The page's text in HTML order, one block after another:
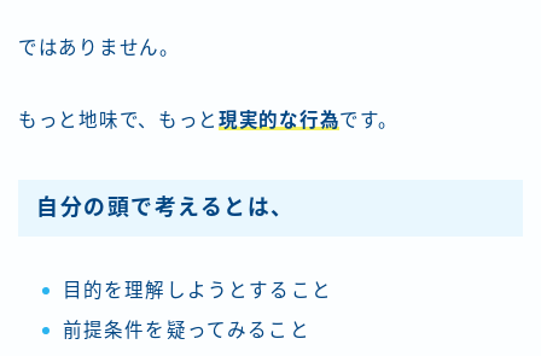
ではありません。
もっと地味で、もっと 現実的な行為です。
自分の頭で考えるとは、
目的を理解しようとすること
前提条件を疑ってみること